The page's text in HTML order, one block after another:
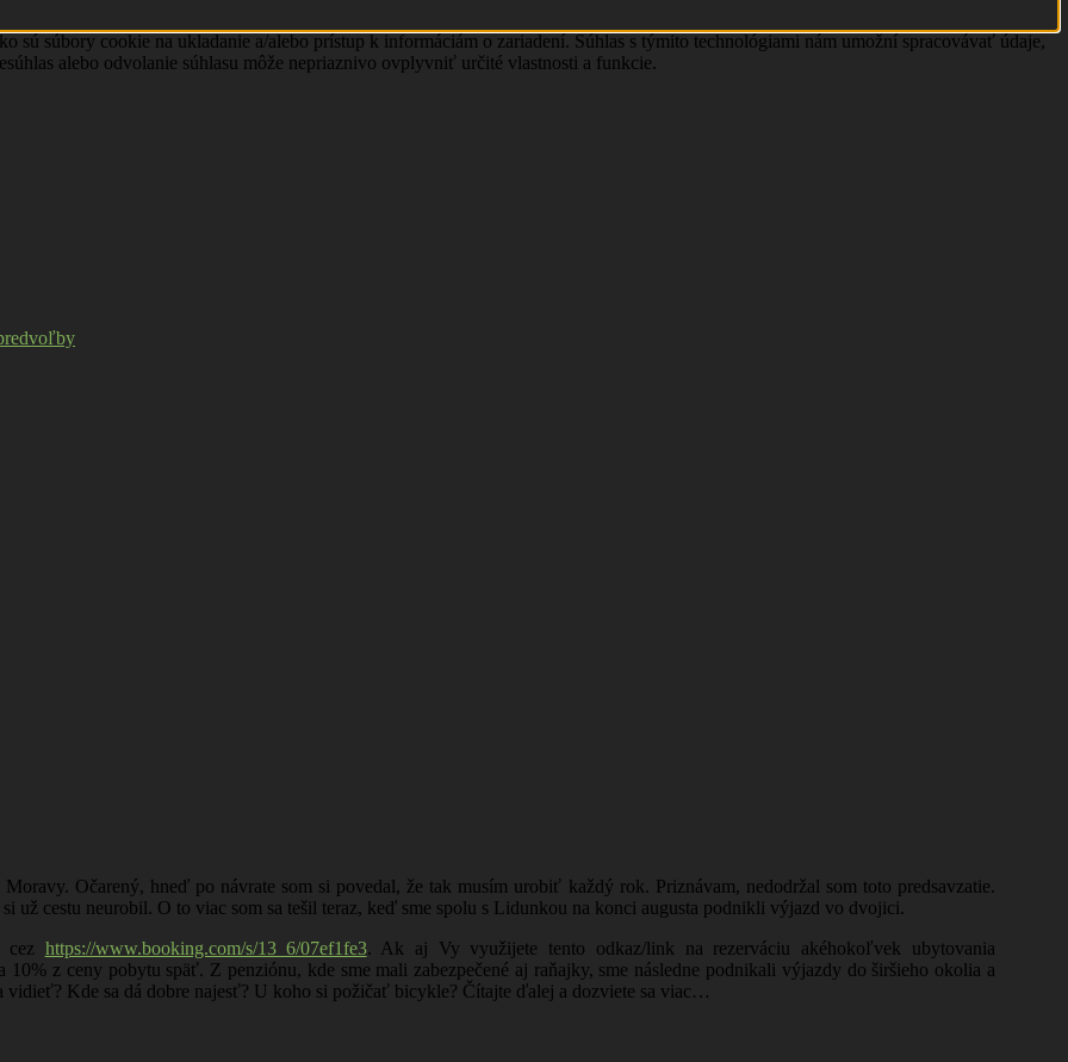
sú súbory cookie na ukladanie a/alebo prístup k informáciám o zariadení. Súhlas s týmito technológiami nám umožní spracovávať údaje,
alebo odvolanie súhlasu môže nepriaznivo ovplyvniť určité vlastnosti a funkcie.
Očarený, hneď po návrate som si povedal, že tak musím urobiť každý rok. Priznávam, nedodržal som toto predsavzatie.
už cestu neurobil. O to viac som sa tešil teraz, keď sme spolu s Lidunkou na konci augusta podnikli výjazd vo dvojici.
cez https://www.booking.com/s/13_6/07ef1fe3. Ak aj Vy využijete tento odkaz/link na rezerváciu akéhokoľvek ubytovania
z ceny pobytu späť. Z penziónu, kde sme mali zabezpečené aj raňajky, sme následne podnikali výjazdy do širšieho okolia a
Kde sa dá dobre najesť? U koho si požičať bicykle? Čítajte ďalej a dozviete sa viac…